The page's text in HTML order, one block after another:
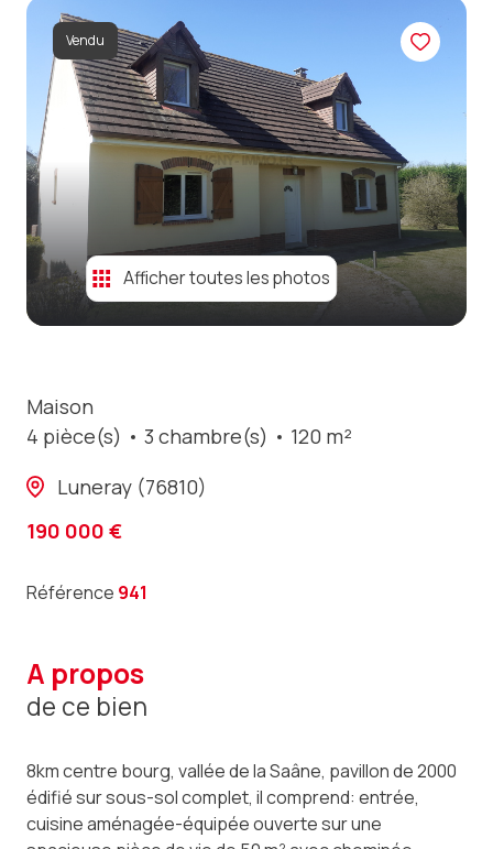
partenaires
e-mail
contact
Vendu
Afficher toutes les photos
Maison
4 pièce(s)
3 chambre(s)
120 m²
Luneray (76810)
190 000 €
Référence 941
a propos
de ce bien
8km centre bourg, vallée de la Saâne, pavillon de 2000
édifié sur sous-sol complet, il comprend: entrée,
cuisine aménagée-équipée ouverte sur une